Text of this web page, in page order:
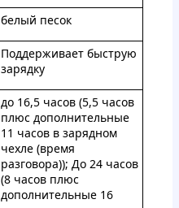
белый песок
Поддерживает быструю
зарядку
до 16,5 часов (5,5 часов
плюс дополнительные
11 часов в зарядном
чехле (время
разговора)); До 24 часов
(8 часов плюс
дополнительные 16